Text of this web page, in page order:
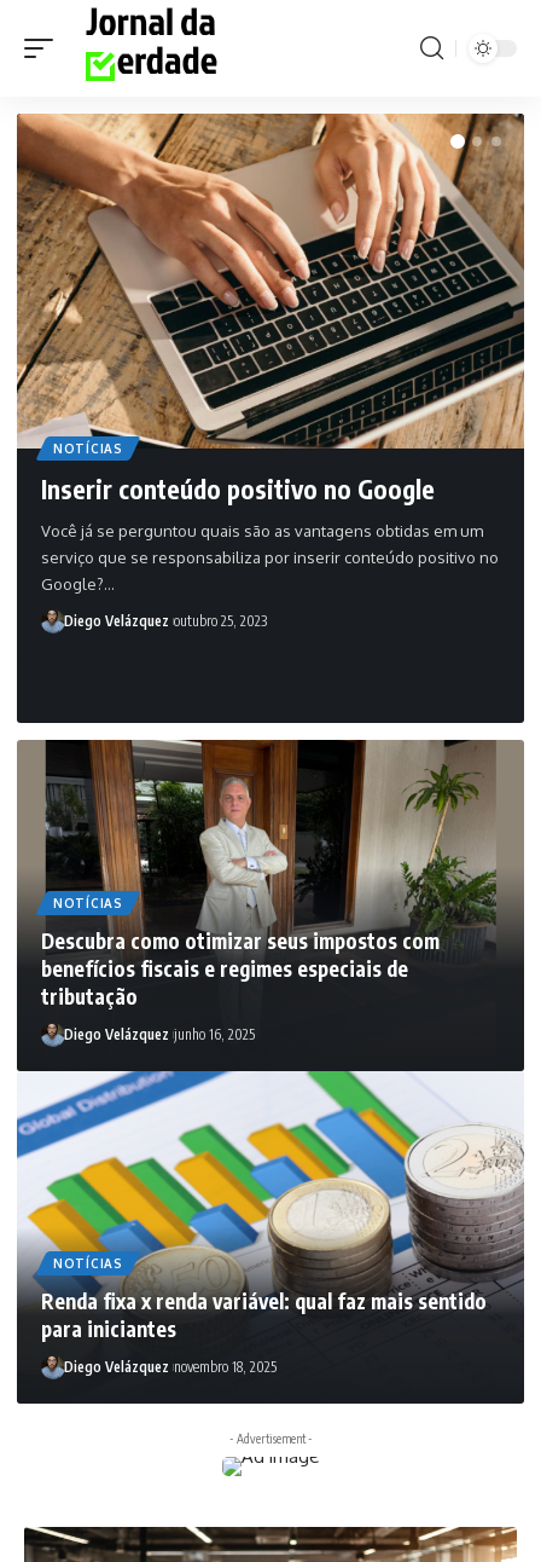
NOTÍCIAS
Inserir conteúdo positivo no Google
Você já se perguntou quais são as vantagens obtidas em um
serviço que se responsabiliza por inserir conteúdo positivo no
Google?…
Diego Velázquez outubro 25, 2023
NOTÍCIAS
Descubra como otimizar seus impostos com
benefícios fiscais e regimes especiais de
tributação
Diego Velázquez junho 16, 2025
NOTÍCIAS
Renda fixa x renda variável: qual faz mais sentido
para iniciantes
Diego Velázquez novembro 18, 2025
- Advertisement -